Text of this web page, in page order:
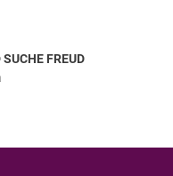
FREUD